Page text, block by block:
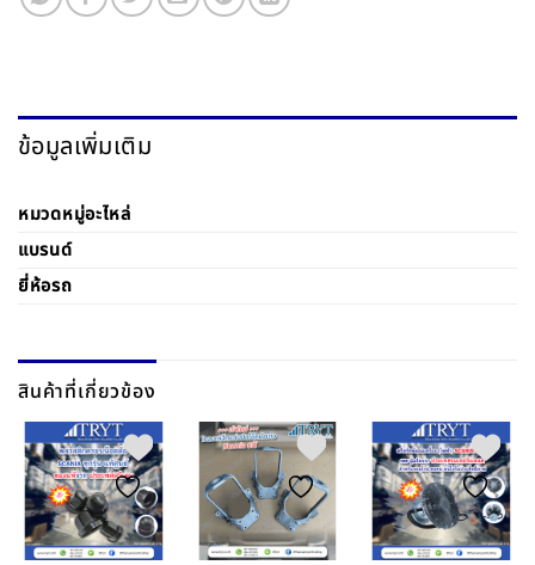
ข้อมูลเพิ่มเติม
หมวดหมู่อะไหล่
แบรนด์
ยี่ห้อรถ
สินค้าที่เกี่ยวข้อง